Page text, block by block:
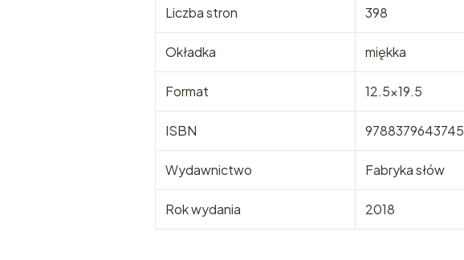
Liczba stron 398
Okładka miękka
Format 12.5x19.5
ISBN 9788379643745
Wydawnictwo Fabryka słów
Rok wydania 2018